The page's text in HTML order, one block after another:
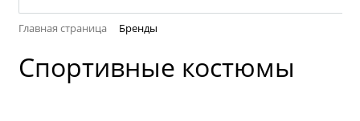
Главная страница Бренды
Спортивные костюмы